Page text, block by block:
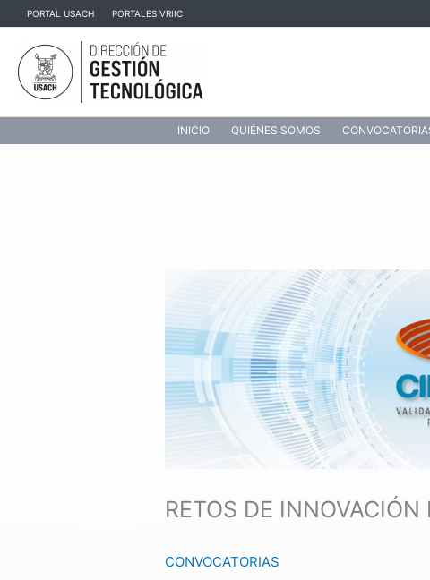
al
contenido
PORTAL USACH PORTALES VRIIC
INICIO QUIÉNES SOMOS
RETOS DE
CONVOCATORIAS